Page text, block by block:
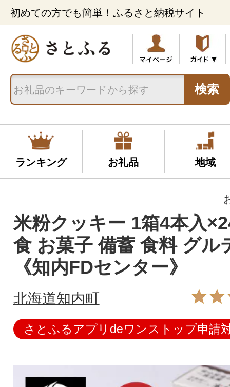
初めての方でも簡単！ふるさと納税サイト
検索
ランキング お礼品 地域
米粉クッキー 1箱4本入
食 お菓子 備蓄 食料 グル
《知内FDセンター》
北海道知内町
さとふるアプリdeワンストップ申請